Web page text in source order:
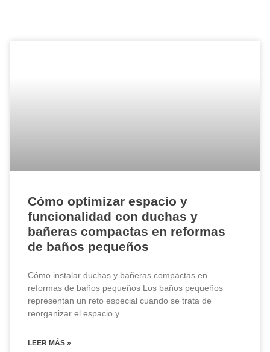
Cómo optimizar espacio y
funcionalidad con duchas y
bañeras compactas en reformas
de baños pequeños
Cómo instalar duchas y bañeras compactas en
reformas de baños pequeños Los baños pequeños
representan un reto especial cuando se trata de
reorganizar el espacio y
LEER MÁS »